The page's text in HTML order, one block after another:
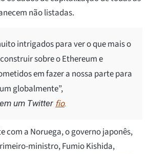
não listadas.
intrigados para ver o que mais o
sobre o Ethereum e
em fazer a nossa parte para
globalmente”,
um Twitter fio.
com a Noruega, o governo japonês,
ministro, Fumio Kishida,